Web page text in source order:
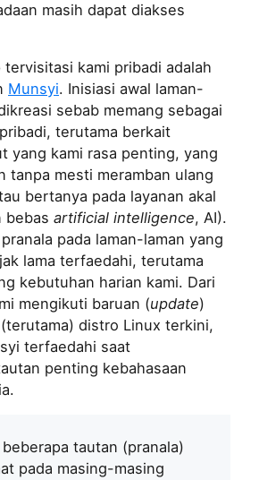
masih dapat diakses
tervisitasi kami pribadi adalah
Munsyi. Inisiasi awal laman-
sebab memang sebagai
terutama berkait
yang kami rasa penting, yang
tanpa mesti meramban ulang
bertanya pada layanan akal
bebas artificial intelligence, AI).
pada laman-laman yang
lama terfaedahi, terutama
kebutuhan harian kami. Dari
mengikuti baruan (update)
distro Linux terkini,
terfaedahi saat
penting kebahasaan
tautan (pranala)
pada masing-masing